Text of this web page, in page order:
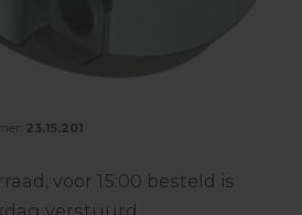
23.15.201
voor 15:00 besteld is
verstuurd.